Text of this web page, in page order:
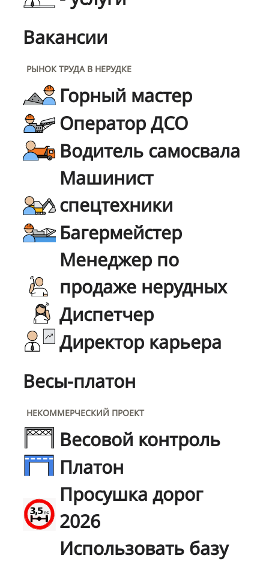
Вакансии
РЫНОК ТРУДА В НЕРУДКЕ
Горный мастер
Оператор ДСО
Водитель самосвала
Машинист
спецтехники
Багермейстер
Менеджер по
продаже нерудных
Диспетчер
Директор карьера
Весы-платон
НЕКОММЕРЧЕСКИЙ ПРОЕКТ
Весовой контроль
Платон
Просушка дорог
2026
Использовать базу